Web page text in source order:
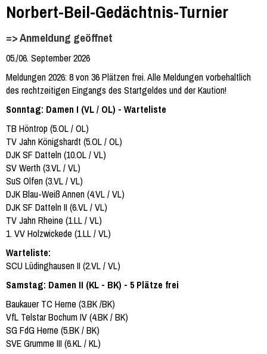
Norbert-Beil-Gedächtnis-Turnier
=> Anmeldung geöffnet
05./06. September 2026
Meldungen 2026: 8 von 36 Plätzen frei. Alle Meldungen vorbehaltlich
des rechtzeitigen Eingangs des Startgeldes und der Kaution!
Sonntag: Damen I (VL / OL) - Warteliste
TB Höntrop (5.OL / OL)
TV Jahn Königshardt (5.OL / OL)
DJK SF Datteln (10.OL / VL)
SV Werth (3.VL / VL)
SuS Olfen (3.VL / VL)
DJK Blau-Weiß Annen (4.VL / VL)
DJK SF Datteln II (6.VL / VL)
TV Jahn Rheine (1.LL / VL)
1. VV Holzwickede (1.LL / VL)
Warteliste:
SCU Lüdinghausen II (2.VL / VL)
Samstag: Damen II (KL - BK) - 5 Plätze frei
Baukauer TC Herne (3.BK /BK)
VfL Telstar Bochum IV (4.BK / BK)
SG FdG Herne (5.BK / BK)
SVE Grumme III (6.KL / KL)